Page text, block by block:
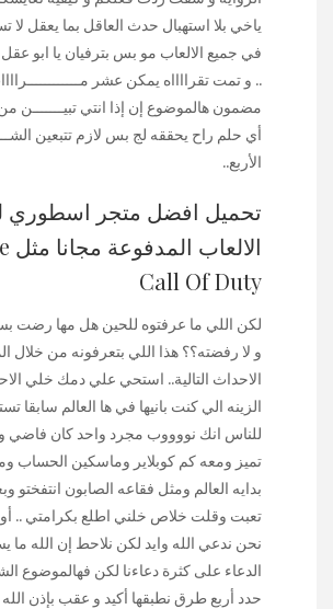
ياخي بلا استهبال حدث العاقل بما يعقل لا
في جميع الالعاب مو بس بترفيان يا ابو
.. و تمت تقرااااه يمكن عشر
مضمون هالموضوع إن إذا انتي تبيـــــــن
أي حلم راح يحققه لج بس لازم تتبعين
الأربع..
تحميل افضل متجر اسطوري
Call Of Duty
لكن اللي ما عرفتوه للحين هل مها رضت
و لا رفضته؟؟ هذا اللي بتعرفونه من خلال
الاحداث التالية.. استحي علي دمك خلي
الزينه الي كنت بانيها في ها العالم سابقا
للناس انك نووووب مجرد واحد كان فاضي
تميز ومعه كم كوبلاير وماسكين الحساب
بدايه العالم ومثل فقاعه الصابون انتفختو
تعبت وقلت خلاص خلني اطلع بكرامتي .. أو
نحن ندعي الله وايد لكن نلاحط إن الله ما
الدعاء على كثرة دعاءنا لكن فهالموضوع
حدد أربع طرق نطبقها أكيد و عقب بإذن الله